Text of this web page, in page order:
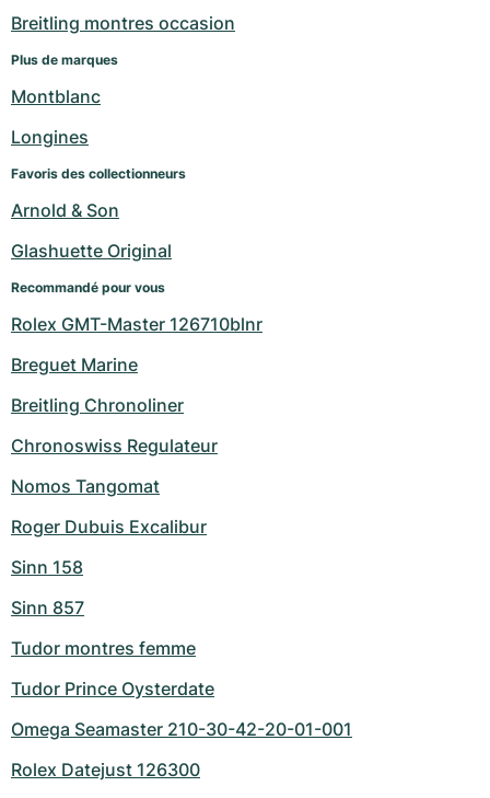
Breitling montres occasion
Plus de marques
Montblanc
Longines
Favoris des collectionneurs
Arnold & Son
Glashuette Original
Recommandé pour vous
Rolex GMT-Master 126710blnr
Breguet Marine
Breitling Chronoliner
Chronoswiss Regulateur
Nomos Tangomat
Roger Dubuis Excalibur
Sinn 158
Sinn 857
Tudor montres femme
Tudor Prince Oysterdate
Omega Seamaster 210-30-42-20-01-001
Rolex Datejust 126300